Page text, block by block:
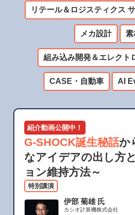
リテール＆ロジスティクス
メカ設計 素
組み込み開発＆エレクト
CASE・自動車 AI
紹介動画公開中！
G-SHOCK誕生秘話か
なアイデアの出し方
ョン維持方法～
特別講演
伊部 菊雄 氏
カシオ計算機株式会社